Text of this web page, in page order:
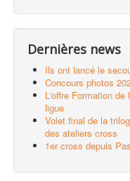
Dernières news
Ils ont lancé le
Concours photos
L'offre Formation de
ligue
Volet final de la
des ateliers cross
1er cross depuis